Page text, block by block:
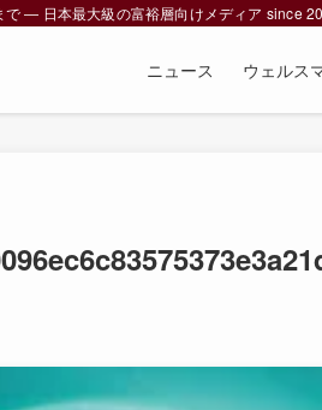
で ― 日本最大級の富裕層向けメディア since
ニュース ウェルス